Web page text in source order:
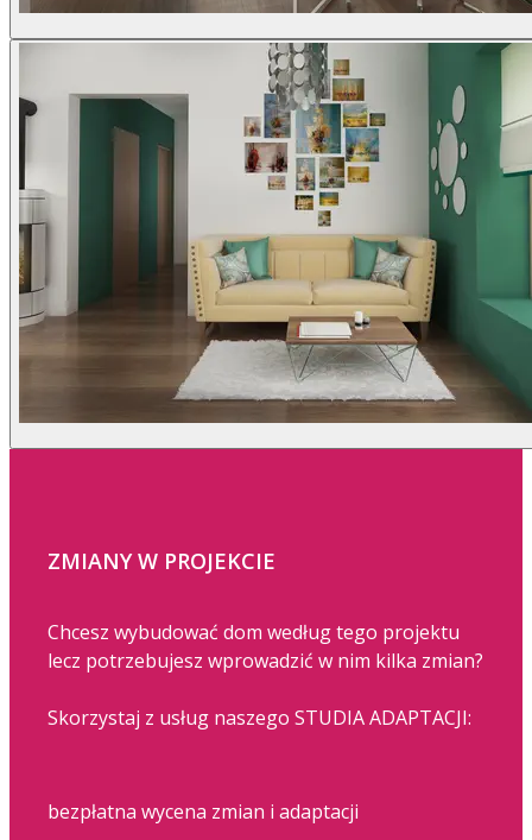
ZMIANY W PROJEKCIE
Chcesz wybudować dom według tego projektu
lecz potrzebujesz wprowadzić w nim kilka zmian?
Skorzystaj z usług naszego STUDIA ADAPTACJI:
bezpłatna wycena zmian i adaptacji